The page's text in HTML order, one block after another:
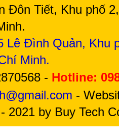
Đôn Tiết, Khu phố
Lê Đình Quản, Khu
Minh.
- Hotline:
-
2021 by Buy Tech